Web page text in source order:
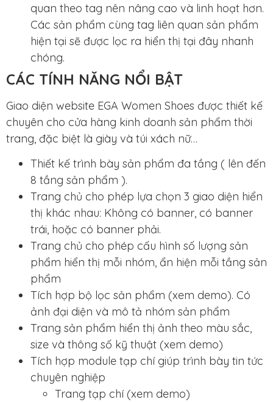
quan theo tag nên nâng cao và linh hoạt hơn.
Các sản phẩm cùng tag liên quan sản phẩm
hiện tại sẽ được lọc ra hiển thị tại đây nhanh
chóng.
CÁC TÍNH NĂNG NỔI BẬT
Giao diện website EGA Women Shoes được thiết kế
chuyên cho cửa hàng kinh doanh sản phẩm thời
trang, đặc biệt là giày và túi xách nữ…
Thiết kế trình bày sản phẩm đa tầng ( lên đến
8 tầng sản phẩm ).
Trang chủ cho phép lựa chọn 3 giao diện hiển
thị khác nhau: Không có banner, có banner
trái, hoặc có banner phải.
Trang chủ cho phép cấu hình số lượng sản
phẩm hiển thị mỗi nhóm, ẩn hiện mỗi tầng sản
phẩm
Tích hợp bộ lọc sản phẩm (xem demo). Có
ảnh đại diện và mô tả nhóm sản phẩm
Trang sản phẩm hiển thị ảnh theo màu sắc,
size và thông số kỹ thuật (xem demo)
Tích hợp module tạp chí giúp trình bày tin tức
chuyên nghiệp
Trang tạp chí (xem demo)